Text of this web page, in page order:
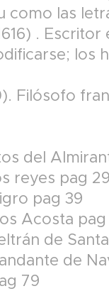
como las
. Escritor
los
Filósofo
del
reyes pag 29
pag 39
Acosta
de
de
79